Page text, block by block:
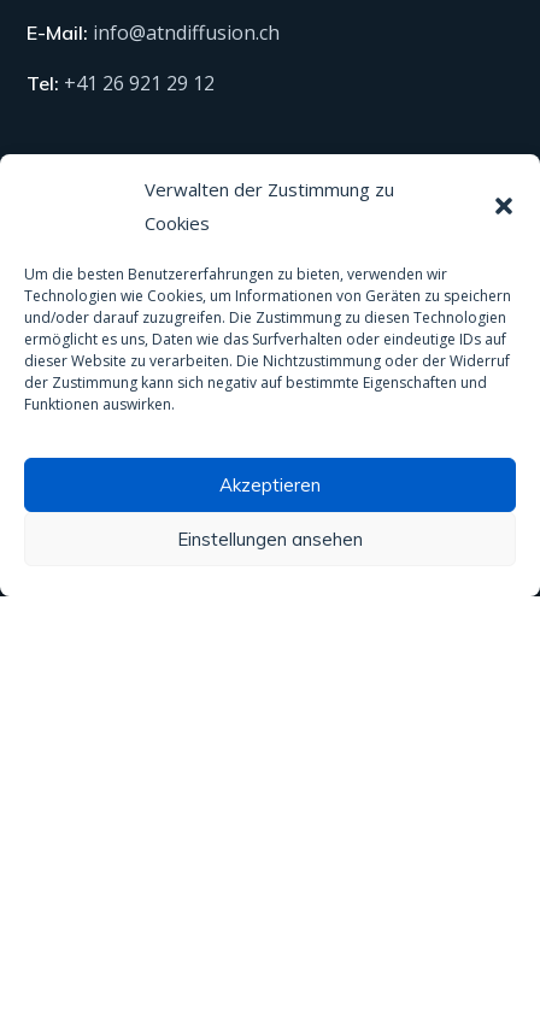
Verwalten der Zustimmung zu
Cookies
Um die besten Benutzererfahrungen zu bieten, verwenden wir
Technologien wie Cookies, um Informationen von Geräten zu speichern
und/oder darauf zuzugreifen. Die Zustimmung zu diesen Technologien
ermöglicht es uns, Daten wie das Surfverhalten oder eindeutige IDs auf
dieser Website zu verarbeiten. Die Nichtzustimmung oder der Widerruf
der Zustimmung kann sich negativ auf bestimmte Eigenschaften und
Funktionen auswirken.
Akzeptieren
Einstellungen ansehen
E-Mail: info@atndiffusion.ch
Tel: +41 26 921 29 12
Alle unsere Produkte
Material
Schutzausrüstung
Spas und Pools
Wasseraufbereitung